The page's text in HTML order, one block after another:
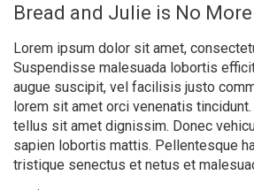
Bread and Julie is No
Lorem ipsum dolor sit amet,
Suspendisse malesuada lobortis
augue suscipit, vel facilisis justo
lorem sit amet orci venenatis
tellus sit amet dignissim. Donec
sapien lobortis mattis. Pellentesque
tristique senectus et netus et